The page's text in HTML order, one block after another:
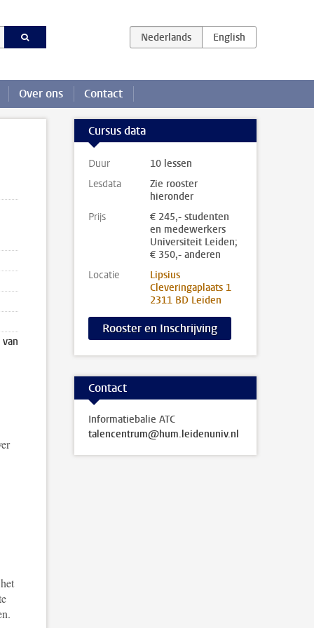
Over ons Contact
Cursus data
Duur
10 lessen
Lesdata
Zie rooster
hieronder
Prijs
€ 245,- studenten
en medewerkers
Universiteit Leiden;
€ 350,- anderen
Locatie
Lipsius
Cleveringaplaats 1
2311 BD Leiden
Rooster en Inschrijving
Contact
Informatiebalie ATC
talencentrum@hum.leidenuniv.nl